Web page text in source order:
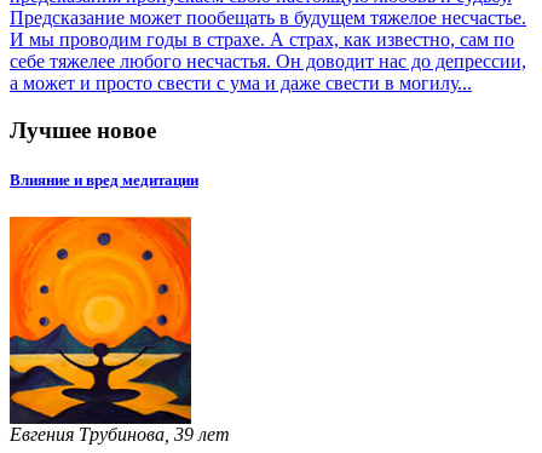
Предсказание может пообещать в будущем тяжелое несчастье.
И мы проводим годы в страхе. А страх, как известно, сам по
себе тяжелее любого несчастья. Он доводит нас до депрессии,
а может и просто свести с ума и даже свести в могилу...
Лучшее новое
Влияние и вред медитации
Евгения Трубинова, 39 лет